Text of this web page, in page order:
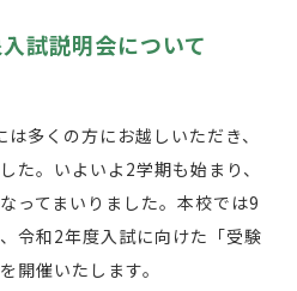
試説明会について
多くの方にお越しいただき、
た。いよいよ2学期も始まり、
ってまいりました。本校では9
令和2年度入試に向けた「受験
開催いたします。